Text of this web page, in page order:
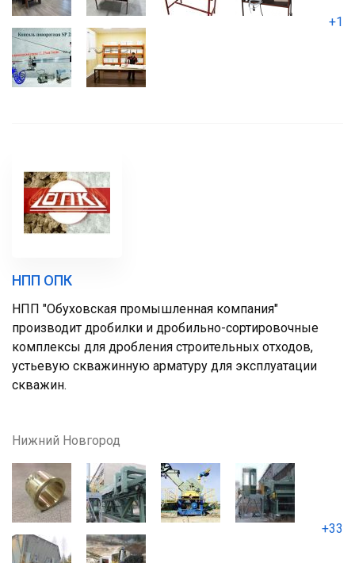
+1
НПП ОПК
НПП "Обуховская промышленная компания"
производит дробилки и дробильно-сортировочные
комплексы для дробления строительных отходов,
устьевую скважинную арматуру для эксплуатации
скважин.
Нижний Новгород
+33